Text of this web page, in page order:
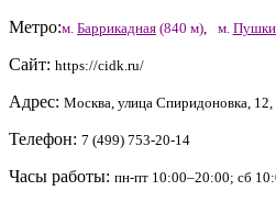
Метро:м. Баррикадная (840 м) м.
Сайт: https://cidk.ru/
Адрес: Москва, улица Спиридоновка,
Телефон: 7 (499) 753-20-14
Часы работы: пн-пт 10:00–20:00; сб